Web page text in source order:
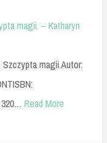
magii. – Katharyn
Szczypta magii.Autor:
320… Read More